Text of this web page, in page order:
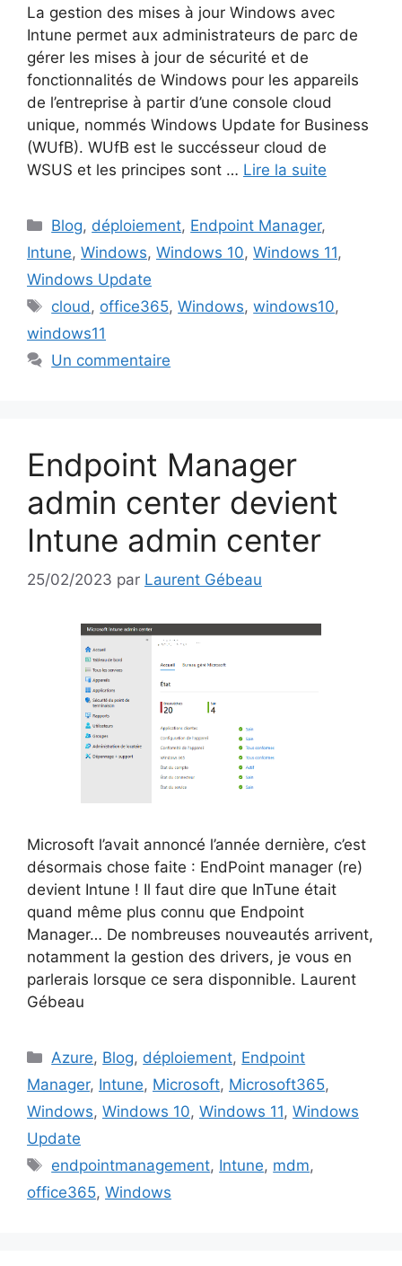
La gestion des mises à jour Windows avec
Intune permet aux administrateurs de parc de
gérer les mises à jour de sécurité et de
fonctionnalités de Windows pour les appareils
de l’entreprise à partir d’une console cloud
unique, nommés Windows Update for Business
(WUfB). WUfB est le succésseur cloud de
WSUS et les principes sont … Lire la suite
Catégories
Blog, déploiement, Endpoint Manager,
Intune, Windows, Windows 10, Windows 11,
Windows Update
Étiquettes
cloud , office365,Windows,windows10,
windows11
Un commentaire
Endpoint Manager
admin center devient
Intune admin center
25/02/2023 par Laurent Gébeau
Microsoft l’avait annoncé l’année dernière, c’est
désormais chose faite : EndPoint manager (re)
devient Intune ! Il faut dire que InTune était
quand même plus connu que Endpoint
Manager… De nombreuses nouveautés arrivent,
notamment la gestion des drivers, je vous en
parlerais lorsque ce sera disponnible. Laurent
Gébeau
Catégories
Azure, Blog, déploiement, Endpoint
Manager, Intune, Microsoft, Microsoft365,
Windows, Windows 10, Windows 11, Windows
Update
Étiquettes
endpointmanagement, Intune, mdm,
office365, Windows